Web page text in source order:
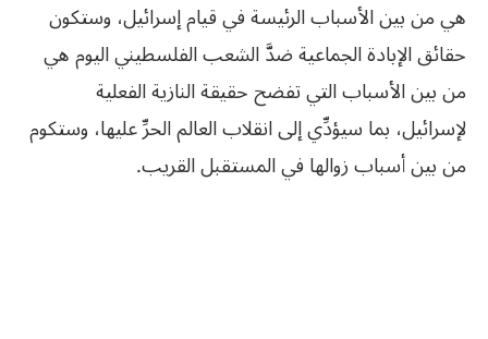
هي من بين الأسباب الرئيسة في قيام إسرائيل، وستكون
حقائق الإبادة الجماعية ضدَّ الشعب الفلسطيني اليوم هي
من بين الأسباب التي تفضح حقيقة النازية الفعلية
لإسرائيل، بما سيؤدِّي إلى انقلاب العالم الحرِّ عليها، وستكوم
من بين أسباب زوالها في المستقبل القريب.